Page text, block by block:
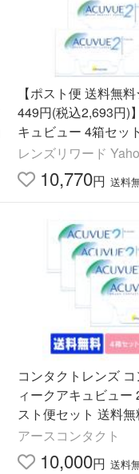
【ポスト便 送料無
449円(税込2,693円)
キュビュー 4箱セット
レンズリワード
10,770円 送料
コンタクトレンズ
ィークアキュビュー
スト便セッ
アースコンタクト
10,000円 送料